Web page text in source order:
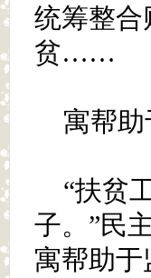
统筹整合
贫……
寓帮助
“扶贫
子。”民
寓帮助